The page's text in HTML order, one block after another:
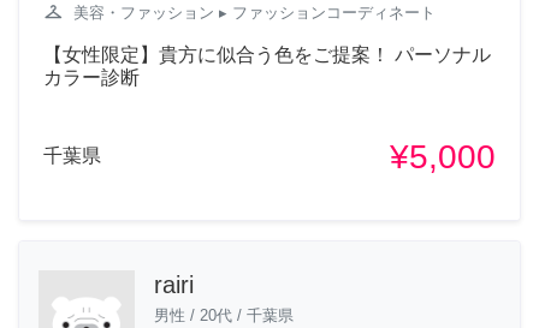
checkroom 美容・ファッション ▸ ファッションコーディネート
【女性限定】貴方に似合う色をご提案！ パーソナル
カラー診断
千葉県 ¥5,000
rairi
男性 / 20代 / 千葉県